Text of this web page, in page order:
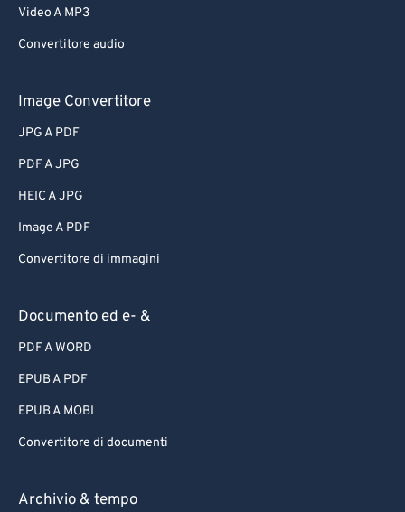
Video A MP3
Convertitore audio
Image Convertitore
JPG A PDF
PDF A JPG
HEIC A JPG
Image A PDF
Convertitore di immagini
Documento ed e- &
PDF A WORD
EPUB A PDF
EPUB A MOBI
Convertitore di documenti
Archivio & tempo